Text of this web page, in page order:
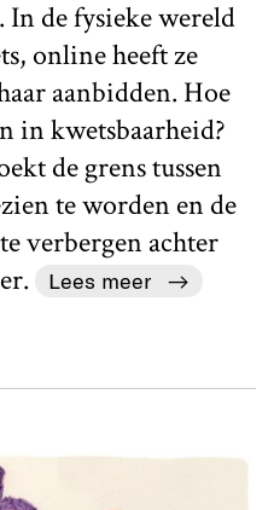
In de fysieke wereld
online heeft ze
aanbidden. Hoe
in kwetsbaarheid?
de grens tussen
te worden en de
verbergen achter
Lees meer